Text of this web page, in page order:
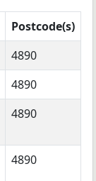
Postcode(s)
4890
4890
4890
4890